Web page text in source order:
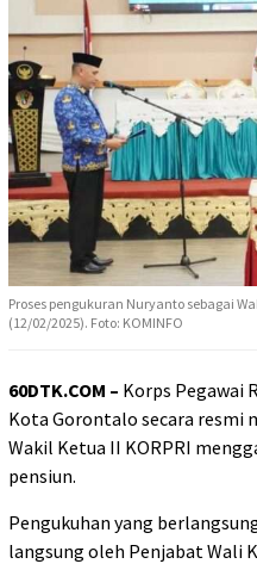
Proses pengukuran Nuryanto sebagai
(12/02/2025). Foto: KOMINFO
60DTK.COM – Korps Pegawai
Kota Gorontalo secara resmi
Wakil Ketua II KORPRI
pensiun.
Pengukuhan yang
langsung oleh Penjabat Wali